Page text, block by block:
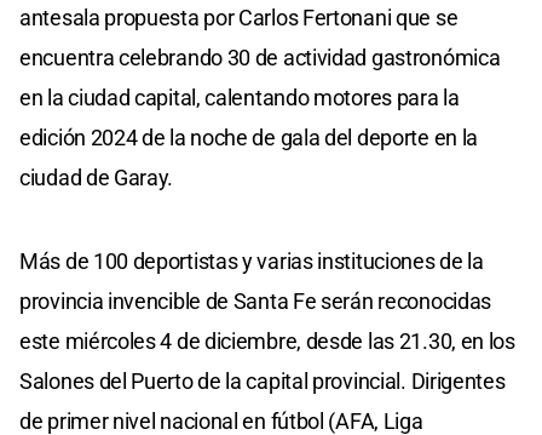
antesala propuesta por Carlos Fertonani que se
encuentra celebrando 30 de actividad gastronómica
en la ciudad capital, calentando motores para la
edición 2024 de la noche de gala del deporte en la
ciudad de Garay.
Más de 100 deportistas y varias instituciones de la
provincia invencible de Santa Fe serán reconocidas
este miércoles 4 de diciembre, desde las 21.30, en los
Salones del Puerto de la capital provincial. Dirigentes
de primer nivel nacional en fútbol (AFA, Liga